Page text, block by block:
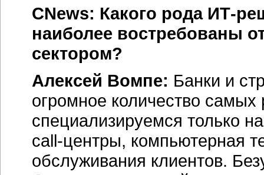
CNews: Какого рода ИТ-
наиболее востребованы
сектором?
Алексей Вомпе: Банки и
огромное количество
специализируемся только
call-центры, компьютерная
обслуживания клиентов.